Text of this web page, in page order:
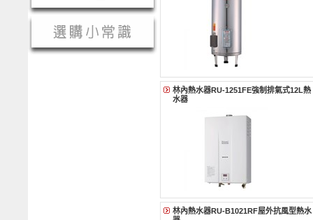
林內熱水器RU-1251FE強制排氣式12L熱
水器
林內熱水器RU-B1021RF屋外抗風型熱水